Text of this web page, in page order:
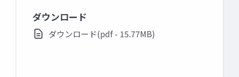
ダウンロード
ダウンロード(pdf - 15.77MB)